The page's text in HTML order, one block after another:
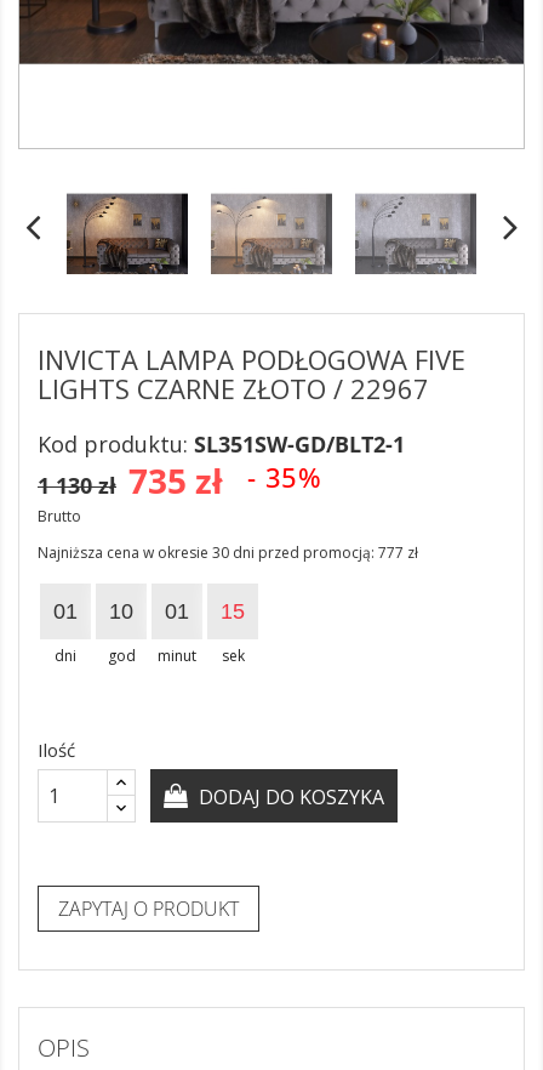
OPIS
INVICTA LAMPA PODŁOGOWA FIVE
LIGHTS CZARNE ZŁOTO / 22967
Kod produktu: SL351SW-GD/BLT2-1
735 zł - 35%
1 130 zł
Brutto
Najniższa cena w okresie 30 dni przed promocją: 777 zł
01
dni
10
god
01
minut
15
sek
Ilość
DODAJ DO KOSZYKA
ZAPYTAJ O PRODUKT